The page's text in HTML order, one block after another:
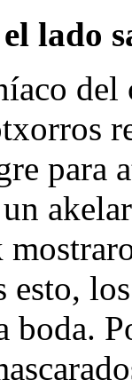
lado
esto,
boda.